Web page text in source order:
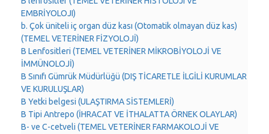
EMBRİYOLOJI)
b. Çok üniteli iç organ düz kası (Otomatik olmayan düz kas)
(TEMEL VETERİNER FİZYOLOJİ)
B Lenfositleri (TEMEL VETERİNER MİKROBİYOLOJİ VE
İMMÜNOLOJİ)
B Sınıfı Gümrük Müdürlüğü (DIŞ TİCARETLE İLGİLİ KURUMLAR
VE KURULUŞLAR)
B Yetki belgesi (ULAŞTIRMA SİSTEMLERİ)
B Tipi Antrepo (İHRACAT VE İTHALATTA ÖRNEK OLAYLAR)
B- ve C-cetveli (TEMEL VETERİNER FARMAKOLOJİ VE